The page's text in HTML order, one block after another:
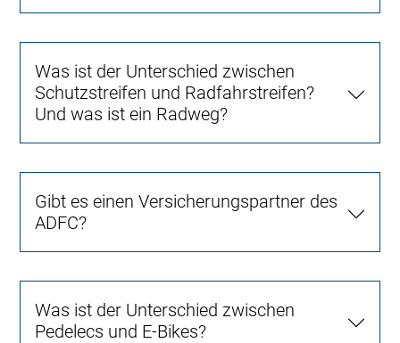
Was ist der Unterschied zwischen
Schutzstreifen und Radfahrstreifen?
Und was ist ein Radweg?
Gibt es einen Versicherungspartner des
ADFC?
Was ist der Unterschied zwischen
Pedelecs und E-Bikes?